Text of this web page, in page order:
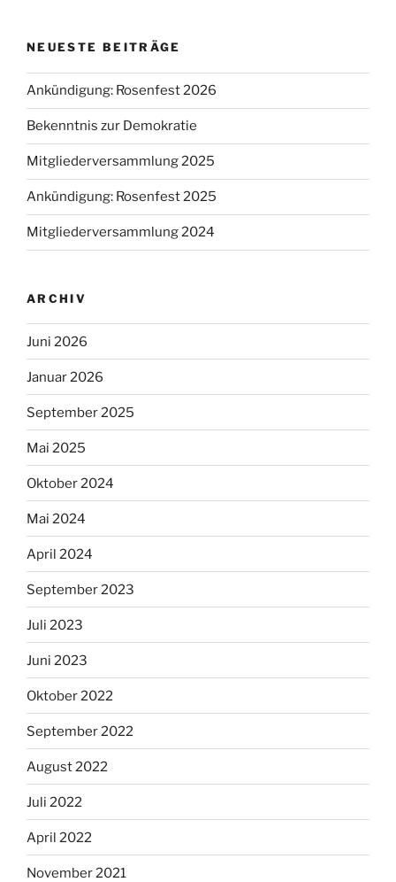
NEUESTE BEITRÄGE
Ankündigung: Rosenfest 2026
Bekenntnis zur Demokratie
Mitgliederversammlung 2025
Ankündigung: Rosenfest 2025
Mitgliederversammlung 2024
ARCHIV
Juni 2026
Januar 2026
September 2025
Mai 2025
Oktober 2024
Mai 2024
April 2024
September 2023
Juli 2023
Juni 2023
Oktober 2022
September 2022
August 2022
Juli 2022
April 2022
November 2021